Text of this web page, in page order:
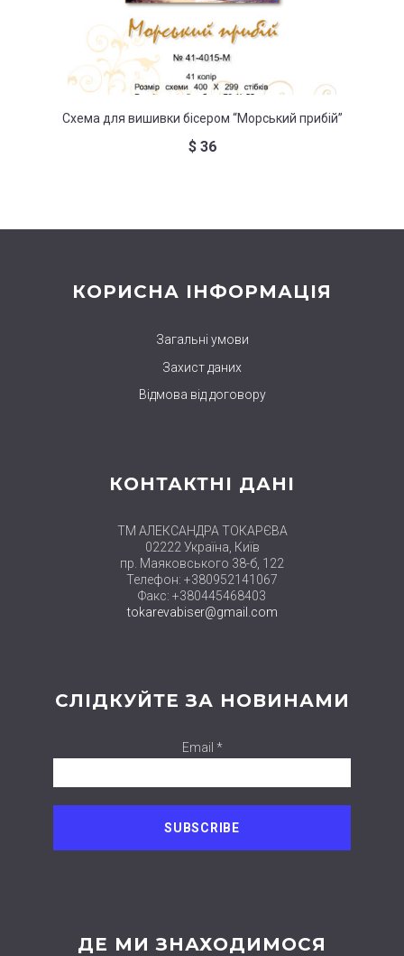
Схема для вишивки бісером “Морський прибій”
$36
КОРИСНА ІНФОРМАЦІЯ
Загальні умови
Захист даних
Відмова від договору
КОНТАКТНІ ДАНІ
ТМ АЛЕКСАНДРА ТОКАРЄВА
02222 Україна, Київ
пр. Маяковського 38-б, 122
Телефон: +380952141067
Факс: +380445468403
tokarevabiser@gmail.com
СЛІДКУЙТЕ ЗА НОВИНАМИ
Email *
ДЕ МИ ЗНАХОДИМОСЯ